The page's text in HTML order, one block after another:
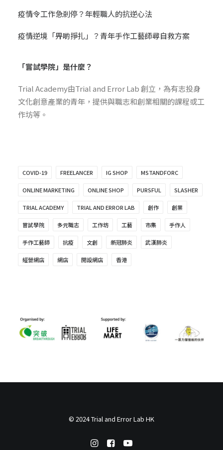
疫情令工作急剎停？年輕職人的抗逆心法
疫情逆境「畀啲掙扎」？青年手作工藝師尋自救方案
「嘗試學院」是什麼？
TrialAcademy由Trial and Error Lab創立，為有志投身
文化創意產業的青年，提供與職志和創業相關的課程或工
作坊等。
COVID-19 FREELANCER IG SHOP MSTANDFORC
ONLINE MARKETING ONLINE SHOP PURSFUL SLASHER
TRIAL ACADEMY TRIAL AND ERROR LAB 創作 創業
嘗試學院 多元職志 工作坊 工藝 市集 手作人
手作工藝師 抗疫 文創 新冠肺炎 武漢肺炎
經營網店 網店 開設網店 香港
© 2024 Trial and Error Lab HK